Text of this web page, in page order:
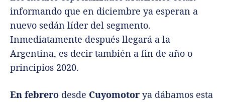
informando que en diciembre ya esperan a
nuevo sedán líder del segmento.
Inmediatamente después llegará a la
Argentina, es decir también a fin de año o
principios 2020.
En febrero desde Cuyomotor ya dábamos esta